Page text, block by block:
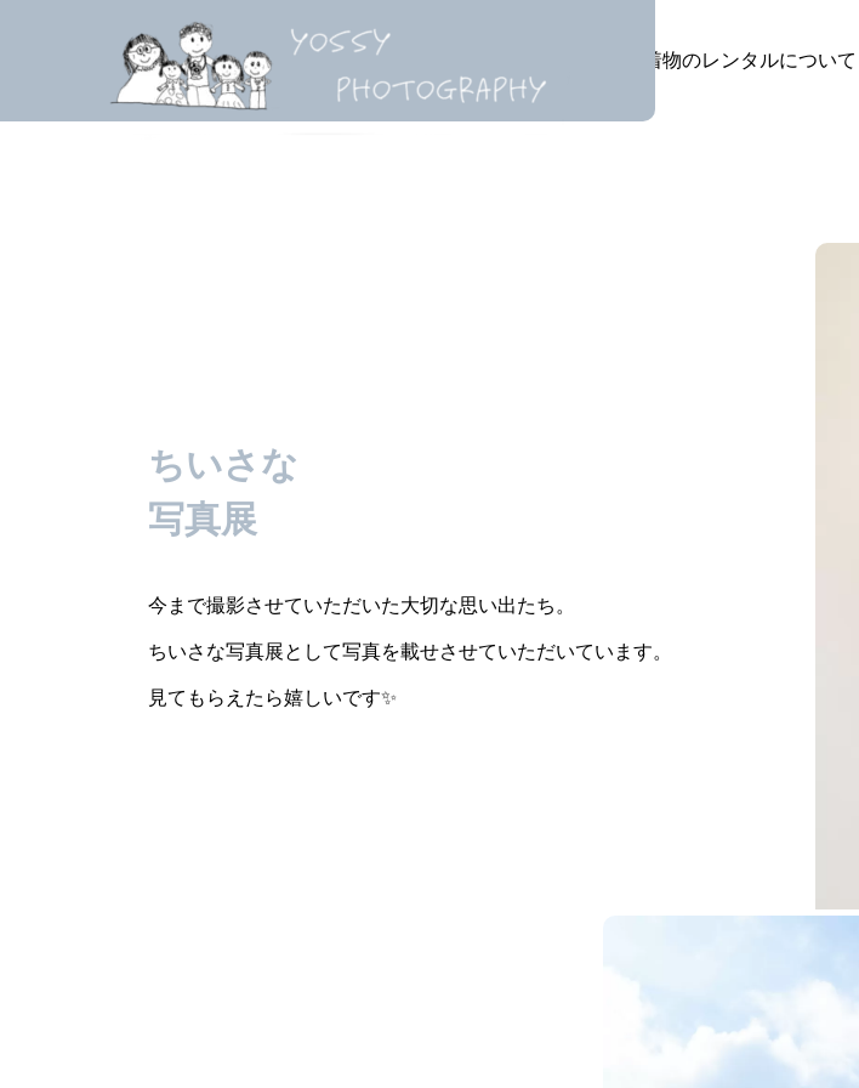
お着物のレンタルについて
ちいさな
写真展
今まで撮影させていただいた大切な思い出たち。
ちいさな写真展として写真を載せさせていただいています。
見てもらえたら嬉しいです✨